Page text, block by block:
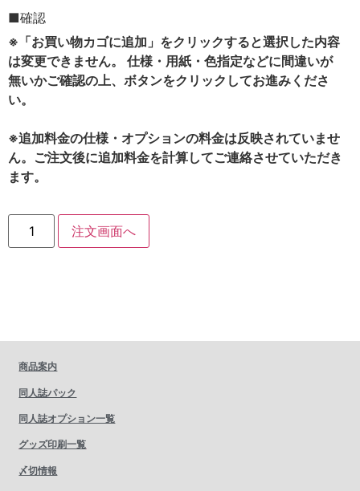
■確認
※「お買い物カゴに追加」をクリックすると選択した内容
は変更できません。 仕様・用紙・色指定などに間違いが
無いかご確認の上、ボタンをクリックしてお進みくださ
い。
※追加料金の仕様・オプションの料金は反映されていませ
ん。ご注文後に追加料金を計算してご連絡させていただき
ます。
注文画面へ
商品案内
同人誌パック
同人誌オプション一覧
グッズ印刷一覧
〆切情報